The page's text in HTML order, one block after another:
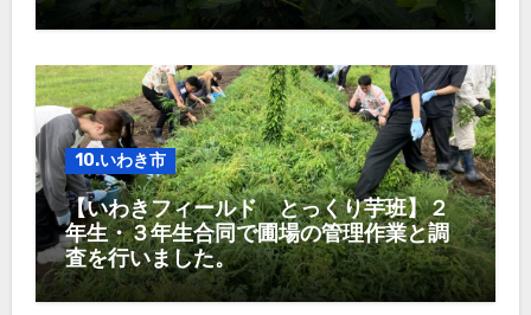
10.いわき市
【いわきフィールド とっくり芋班】２
年生・３年生合同で圃場の管理作業と調
査を行いました。